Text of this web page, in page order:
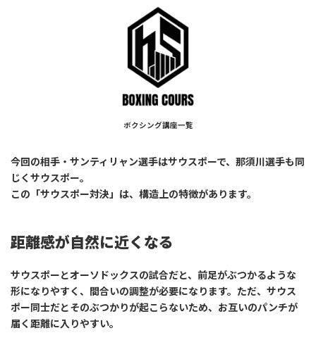
ボクシング講座一覧
今回の相手・サンティリャン選手はサウスポーで、那須川選手も同
じくサウスポー。
この「サウスポー対決」は、構造上の特徴があります。
距離感が自然に近くなる
サウスポーとオーソドックスの試合だと、前足がぶつかるような
形になりやすく、間合いの調整が必要になります。ただ、サウス
ポー同士だとそのぶつかりが起こらないため、 お互いのパンチが
届く距離に入りやすい。